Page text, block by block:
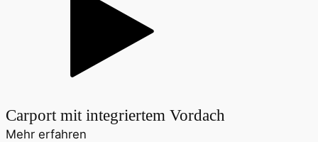
Carport mit integriertem Vordach
Mehr erfahren